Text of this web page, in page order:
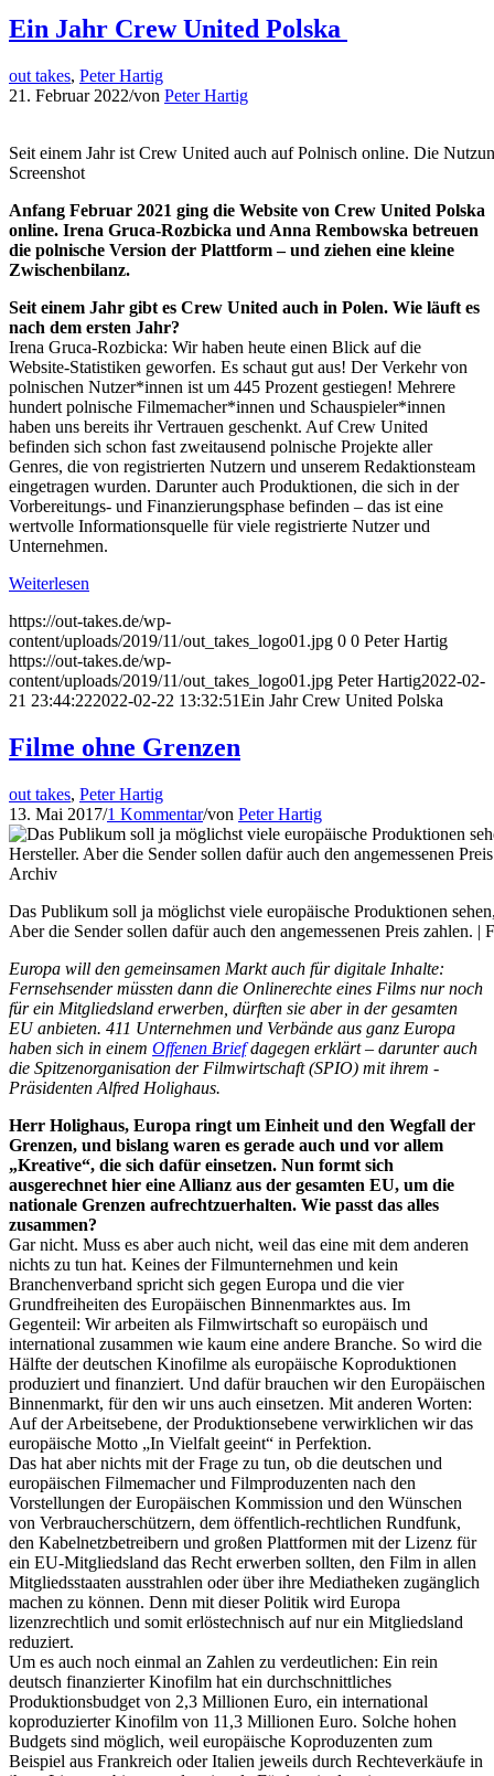
Ein Jahr Crew United Polska
out takes, Peter Hartig
21. Februar 2022/von Peter Hartig
Seit einem Jahr ist Crew United auch auf Polnisch online. Die
Screenshot
Anfang Februar 2021 ging die Website von Crew United Polska
online. Irena Gruca-Rozbicka und Anna Rembowska betreuen
die polnische Version der Plattform – und ziehen eine kleine
Zwischenbilanz.
Seit einem Jahr gibt es Crew United auch in Polen. Wie läuft es
nach dem ersten Jahr?
Irena Gruca-Rozbicka: Wir haben heute einen Blick auf die
Website-Statistiken geworfen. Es schaut gut aus! Der Verkehr von
polnischen Nutzer*innen ist um 445 Prozent gestiegen! Mehrere
hundert polnische Filmemacher*innen und Schauspieler*innen
haben uns bereits ihr Vertrauen geschenkt. Auf Crew United
befinden sich schon fast zweitausend polnische Projekte aller
Genres, die von registrierten Nutzern und unserem Redaktionsteam
eingetragen wurden. Darunter auch Produktionen, die sich in der
Vorbereitungs- und Finanzierungsphase befinden – das ist eine
wertvolle Informationsquelle für viele registrierte Nutzer und
Unternehmen.
Weiterlesen
https://out-takes.de/wp-
content/uploads/2019/11/out_takes_logo01.jpg 0 0 Peter Hartig
https://out-takes.de/wp-
content/uploads/2019/11/out_takes_logo01.jpg Peter Hartig2022-02-
21 23:44:222022-02-22 13:32:51Ein Jahr Crew United Polska
Filme ohne Grenzen
out takes, Peter Hartig
13. Mai 2017/1 Kommentar/von Peter Hartig
Das Publikum soll ja möglichst ­viele ­europäische Produktionen
Aber die Sender sollen dafür auch den angemessenen Preis zahlen.
Europa will den gemeinsamen Markt auch für digitale Inhalte:
Fernsehsender müssten dann die ­Onlinerechte eines Films nur noch
für ein Mitgliedsland erwerben, dürften sie aber in der gesamten
EU anbieten. 411 Unternehmen und Verbände aus ganz Europa
haben sich in einem Offenen Briefdagegen erklärt – darunter auch
die Spitzenorganisation der Filmwirtschaft (SPIO) mit ihrem ­
Präsidenten Alfred Holighaus.
Herr Holighaus, Europa ringt um Einheit und den Wegfall der
Grenzen, und bislang waren es gerade auch und vor allem
„Kreative“, die sich dafür einsetzen. Nun formt sich
ausgerechnet hier eine Allianz aus der gesamten EU, um die
nationale Grenzen aufrechtzuerhalten. Wie passt das alles
zusammen?
Gar nicht. Muss es aber auch nicht, weil das eine mit dem anderen
nichts zu tun hat. Keines der Filmunternehmen und kein
Branchenverband spricht sich gegen Europa und die vier
Grundfreiheiten des Europäischen Binnenmarktes aus. Im
Gegenteil: Wir arbeiten als Filmwirtschaft so europäisch und
international zusammen wie kaum eine andere Branche. So wird die
Hälfte der deutschen Kinofilme als europäische Koproduktionen
produziert und finanziert. Und dafür brauchen wir den Europäischen
Binnenmarkt, für den wir uns auch einsetzen. Mit anderen Worten:
Auf der Arbeitsebene, der Produktionsebene verwirklichen wir das
europäische Motto „In Vielfalt geeint“ in Perfektion.
Das hat aber nichts mit der Frage zu tun, ob die deutschen und
europäischen Filmemacher und Filmproduzenten nach den
Vorstellungen der Europäischen Kommission und den Wünschen
von Verbraucherschützern, dem öffentlich-rechtlichen Rundfunk,
den Kabelnetzbetreibern und großen Plattformen mit der Lizenz für
ein EU-Mitgliedsland das Recht erwerben sollten, den Film in allen
Mitgliedsstaaten ausstrahlen oder über ihre Mediatheken zugänglich
machen zu können. Denn mit dieser Politik wird Europa
lizenzrechtlich und somit erlöstechnisch auf nur ein Mitgliedsland
reduziert.
Um es auch noch einmal an Zahlen zu verdeutlichen: Ein rein
deutsch finanzierter Kinofilm hat ein durchschnittliches
Produktionsbudget von 2,3 Millionen Euro, ein international
koproduzierter Kinofilm von 11,3 Millionen Euro. Solche hohen
Budgets sind möglich, weil europäische Koproduzenten zum
Beispiel aus Frankreich oder Italien jeweils durch Rechteverkäufe in